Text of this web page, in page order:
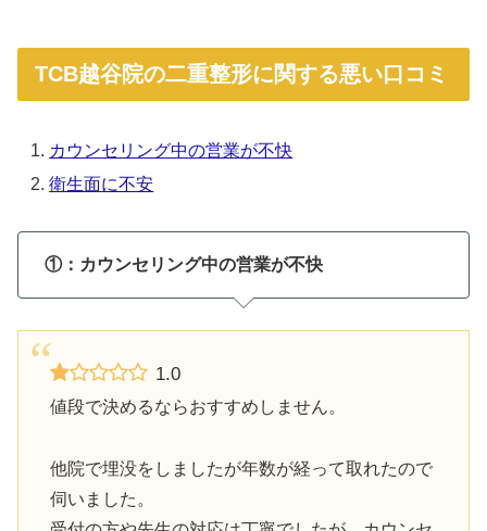
TCB越谷院の二重整形に関する悪い口コミ
カウンセリング中の営業が不快
衛生面に不安
①：カウンセリング中の営業が不快
1.0
値段で決めるならおすすめしません。
他院で埋没をしましたが年数が経って取れたので
伺いました。